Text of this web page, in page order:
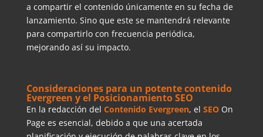
a compartir el contenido únicamente en su fecha de
lanzamiento. Sino que este se mantendrá relevante
para compartirlo con frecuencia periódica,
mejorando así su impacto.
Consideraciones para un potente contenido
Evergreen y el Posicionamiento SEO
En la redacción del Contenido Evergreen, el SEO On
Page es esencial, debido a que una acertada